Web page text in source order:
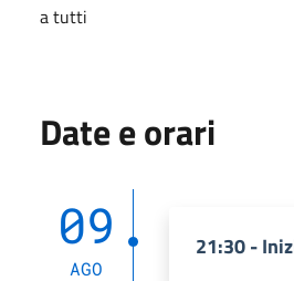
a tutti
Date e orari
09
AGO
21:30 -